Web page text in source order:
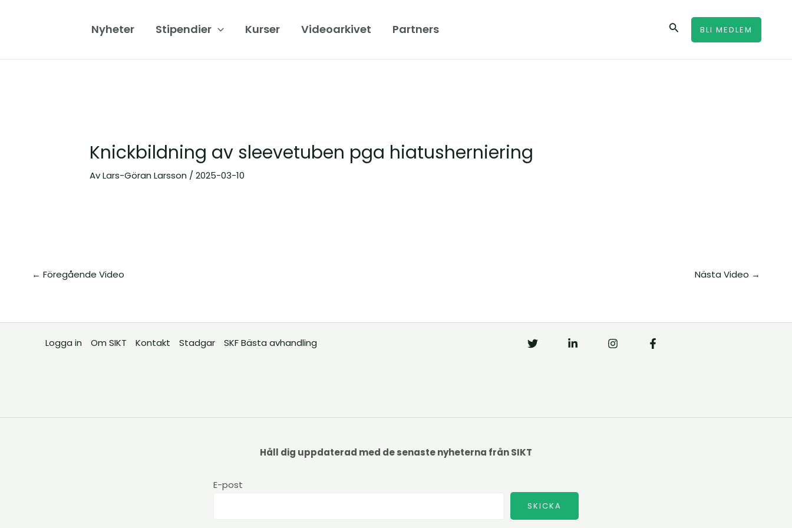
Nyheter Stipendier Kurser Videoarkivet Partners Sök BLI MEDLEM
Knickbildning av sleevetuben pga hiatusherniering
AvLars-Göran Larsson /2025-03-10
← Föregående Video Nästa Video →
Logga in Om SIKT Kontakt Stadgar SKF Bästa avhandling
Håll dig uppdaterad med de senaste nyheterna från SIKT
E-post
SKICKA